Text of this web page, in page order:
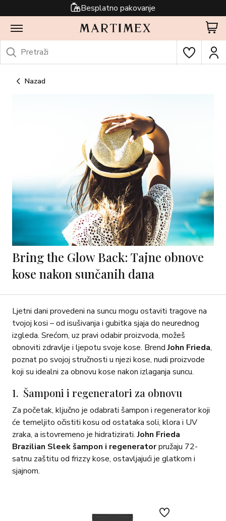
Besplatno pakovanje
Nazad
Bring the Glow Back: Tajne obnove
kose nakon sunčanih dana
Ljetni dani provedeni na suncu mogu ostaviti tragove na
tvojoj kosi – od isušivanja i gubitka sjaja do neurednog
izgleda. Srećom, uz pravi odabir proizvoda, možeš
obnoviti zdravlje i ljepotu svoje kose. BrendJohn Frieda,
poznat po svojoj stručnosti u njezi kose, nudi proizvode
koji su idealni za obnovu kose nakon izlaganja suncu.
1. Šamponi i regeneratori za obnovu
Za početak, ključno je odabrati šampon i regenerator koji
će temeljito očistiti kosu od ostataka soli, klora i UV
zraka, a istovremeno je hidratizirati.John Frieda
Brazilian Sleek šampon i regeneratorpružaju 72-
satnu zaštitu od frizzy kose, ostavljajući je glatkom i
sjajnom.